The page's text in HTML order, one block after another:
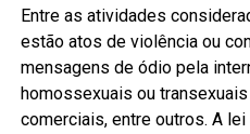
Entre as atividades
estão atos de violência ou
mensagens de ódio pela
homossexuais ou
comerciais, entre outros. A